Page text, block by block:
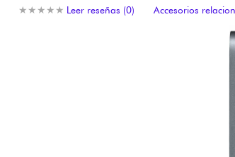
★ ★ ★ ★ ★
★ ★ ★ ★ ★ Leer reseñas (0) Accesorios